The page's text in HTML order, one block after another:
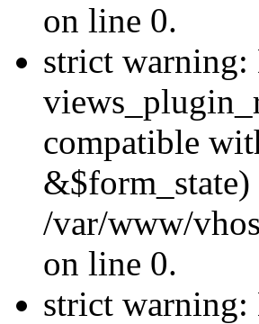
on line 0.
strict
compatible
&$form_state)
/var/www/
on line 0.
strict warning: